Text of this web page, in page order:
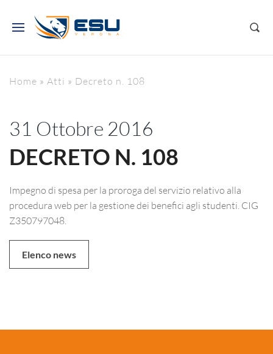
Home » Atti » Decreto n. 108
31 Ottobre 2016
DECRETO N. 108
Impegno di spesa per la proroga del servizio relativo alla
procedura web per la gestione dei benefici agli studenti. CIG
Z350797048.
Elenco news